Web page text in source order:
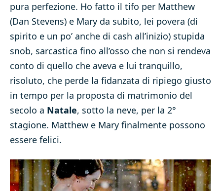
pura perfezione. Ho fatto il tifo per Matthew
(Dan Stevens) e Mary da subito, lei povera (di
spirito e un po’ anche di cash all’inizio) stupida
snob, sarcastica fino all’osso che non si rendeva
conto di quello che aveva e lui tranquillo,
risoluto, che perde la fidanzata di ripiego giusto
in tempo per la proposta di matrimonio del
secolo a Natale, sotto la neve, per la 2°
stagione. Matthew e Mary finalmente possono
essere felici.